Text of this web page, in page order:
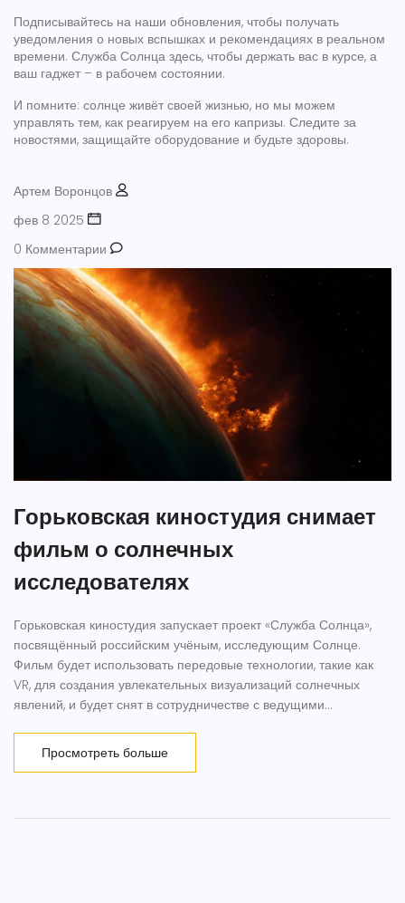
Подписывайтесь на наши обновления, чтобы получать
уведомления о новых вспышках и рекомендациях в реальном
времени. Служба Солнца здесь, чтобы держать вас в курсе, а
ваш гаджет – в рабочем состоянии.
И помните: солнце живёт своей жизнью, но мы можем
управлять тем, как реагируем на его капризы. Следите за
новостями, защищайте оборудование и будьте здоровы.
Артем Воронцов
фев 8 2025
0 Комментарии
Горьковская киностудия снимает
фильм о солнечных
исследователях
Горьковская киностудия запускает проект «Служба Солнца»,
посвящённый российским учёным, исследующим Солнце.
Фильм будет использовать передовые технологии, такие как
VR, для создания увлекательных визуализаций солнечных
явлений, и будет снят в сотрудничестве с ведущими
Просмотреть больше